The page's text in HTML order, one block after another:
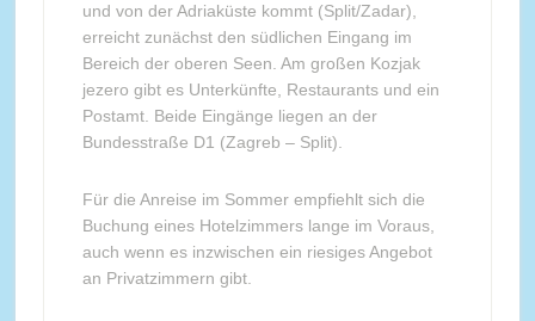
und von der Adriaküste kommt (Split/Zadar),
erreicht zunächst den südlichen Eingang im
Bereich der oberen Seen. Am großen Kozjak
jezero gibt es Unterkünfte, Restaurants und ein
Postamt. Beide Eingänge liegen an der
Bundesstraße D1 (Zagreb – Split).
Für die Anreise im Sommer empfiehlt sich die
Buchung eines Hotelzimmers lange im Voraus,
auch wenn es inzwischen ein riesiges Angebot
an Privatzimmern gibt.